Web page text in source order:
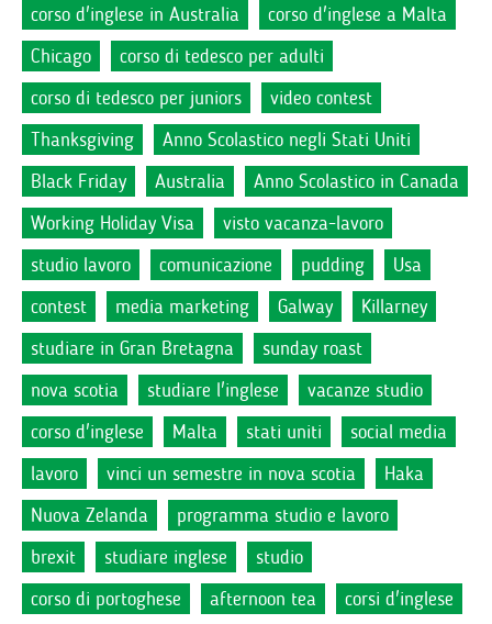
corso d'inglese in Australia
corso d'inglese a Malta
Chicago
corso di tedesco per adulti
corso di tedesco per juniors
video contest
Thanksgiving
Anno Scolastico negli Stati Uniti
Black Friday
Australia
Anno Scolastico in Canada
Working Holiday Visa
visto vacanza-lavoro
studio lavoro
comunicazione pudding
Usa
contest
media marketing Galway
Killarney
studiare in Gran Bretagna
sunday roast
nova scotia
studiare l'inglese
vacanze studio
corso d'inglese
Malta stati uniti
social media
lavoro
vinci un semestre in nova scotia
Haka
Nuova Zelanda
programma studio e lavoro
brexit
studiare inglese
studio
corso di portoghese
afternoon tea
corsi d'inglese